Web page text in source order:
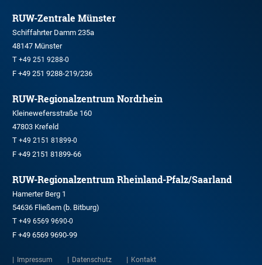
RUW-Zentrale Münster
Schiffahrter Damm 235a
48147 Münster
T +49 251 9288-0
F +49 251 9288-219/236
RUW-Regionalzentrum Nordrhein
Kleinewefersstraße 160
47803 Krefeld
T +49 2151 81899-0
F +49 2151 81899-66
RUW-Regionalzentrum Rheinland-Pfalz/Saarland
Hamerter Berg 1
54636 Fließem (b. Bitburg)
T +49 6569 9690-0
F +49 6569 9690-99
Impressum Datenschutz Kontakt